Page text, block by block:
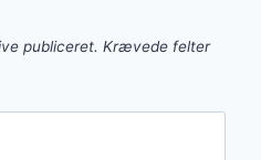
publiceret. Krævede felter